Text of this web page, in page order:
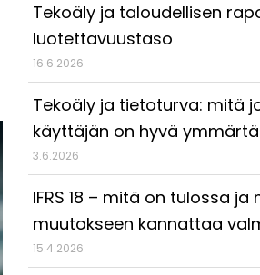
Tekoäly ja taloudellisen
luotettavuustaso
16.6.2026
Tekoäly ja tietoturva: mitä
käyttäjän on hyvä
3.6.2026
IFRS 18 – mitä on tulossa ja
muutokseen kannattaa
15.4.2026